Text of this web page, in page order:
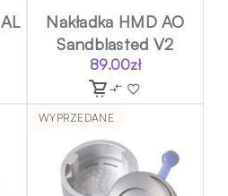
Nakładka HMD AO
Sandblasted V2
89.00zł
WYPRZEDANE